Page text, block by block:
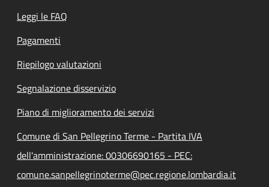
Leggi le FAQ
Pagamenti
Riepilogo valutazioni
Segnalazione disservizio
Piano di miglioramento dei servizi
Comune di San Pellegrino Terme - Partita IVA
dell'amministrazione: 00306690165 - PEC:
comune.sanpellegrinoterme@pec.regione.lombardia.it